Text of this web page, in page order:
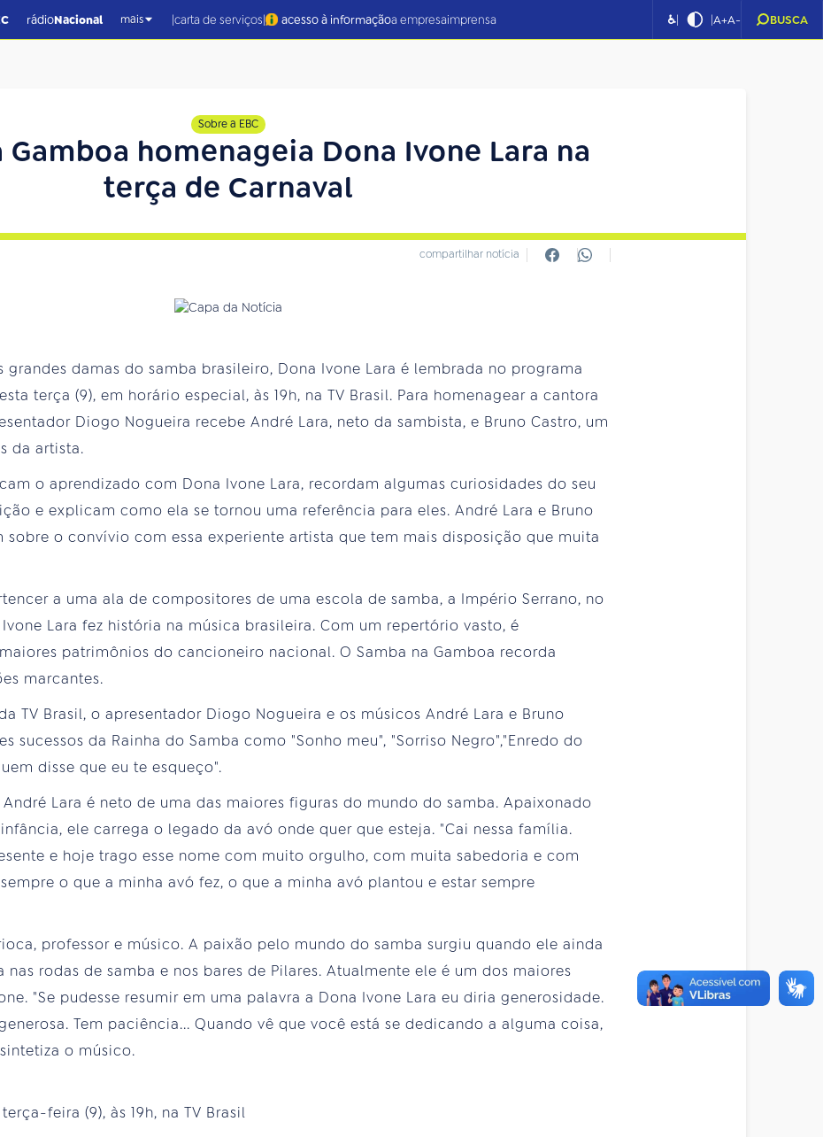
rádioNacional mais |carta de serviços| acesso à informaçãoa empresaimprensa ♿| |A+A- BUSCA
Sobre a EBC
Gamboa homenageia Dona Ivone Lara na
terça de Carnaval
compartilhar notícia
grandes damas do samba brasileiro, Dona Ivone Lara é lembrada no programa
terça (9), em horário especial, às 19h, na TV Brasil. Para homenagear a cantora
Diogo Nogueira recebe André Lara, neto da sambista, e Bruno Castro, um
da artista.
o aprendizado com Dona Ivone Lara, recordam algumas curiosidades do seu
e explicam como ela se tornou uma referência para eles. André Lara e Bruno
sobre o convívio com essa experiente artista que tem mais disposição que muita
a uma ala de compositores de uma escola de samba, a Império Serrano, no
Lara fez história na música brasileira. Com um repertório vasto, é
patrimônios do cancioneiro nacional. O Samba na Gamboa recorda
marcantes.
TV Brasil, o apresentador Diogo Nogueira e os músicos André Lara e Bruno
sucessos da Rainha do Samba como "Sonho meu", "Sorriso Negro","Enredo do
disse que eu te esqueço".
Lara é neto de uma das maiores figuras do mundo do samba. Apaixonado
ele carrega o legado da avó onde quer que esteja. "Cai nessa família.
e hoje trago esse nome com muito orgulho, com muita sabedoria e com
o que a minha avó fez, o que a minha avó plantou e estar sempre
professor e músico. A paixão pelo mundo do samba surgiu quando ele ainda
nas rodas de samba e nos bares de Pilares. Atualmente ele é um dos maiores
"Se pudesse resumir em uma palavra a Dona Ivone Lara eu diria generosidade.
Tem paciência... Quando vê que você está se dedicando a alguma coisa,
o músico.
feira (9), às 19h, na TV Brasil